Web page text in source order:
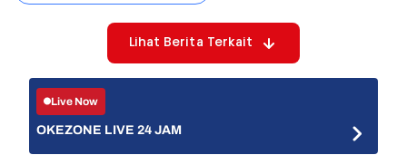
Lihat Berita Terkait
Live Now
OKEZONE LIVE 24 JAM